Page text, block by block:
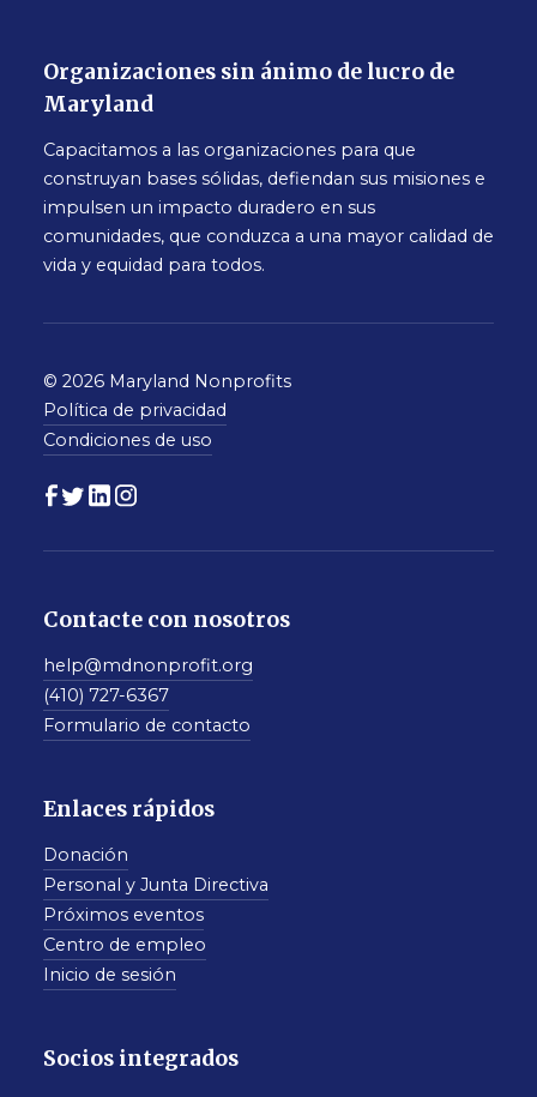
Organizaciones sin ánimo de lucro de
Maryland
Capacitamos a las organizaciones para que
construyan bases sólidas, defiendan sus misiones e
impulsen un impacto duradero en sus
comunidades, que conduzca a una mayor calidad de
vida y equidad para todos.
© 2026 Maryland Nonprofits
Política de privacidad
Condiciones de uso
Contacte con nosotros
help@mdnonprofit.org
(410) 727-6367
Formulario de contacto
Enlaces rápidos
Donación
Personal y Junta Directiva
Próximos eventos
Centro de empleo
Inicio de sesión
Socios integrados